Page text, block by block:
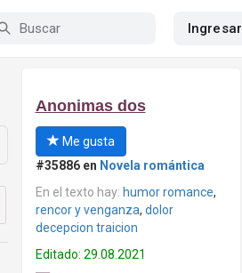
Ingresar
Anonimas dos
Me gusta
#35886 en Novela romántica
En el texto hay: humor romance,
rencor y venganza, dolor
decepcion traicion
Editado: 29.08.2021